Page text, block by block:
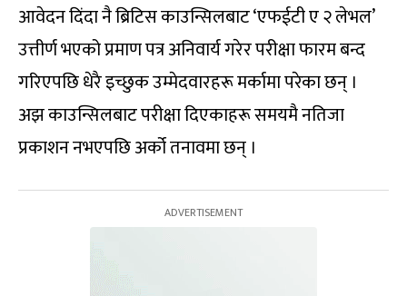
आवेदन दिंदा नै ब्रिटिस काउन्सिलबाट ‘एफईटी ए २ लेभल’
उत्तीर्ण भएको प्रमाण पत्र अनिवार्य गरेर परीक्षा फारम बन्द
गरिएपछि धेरै इच्छुक उम्मेदवारहरू मर्कामा परेका छन् ।
अझ काउन्सिलबाट परीक्षा दिएकाहरू समयमै नतिजा
प्रकाशन नभएपछि अर्को तनावमा छन् ।